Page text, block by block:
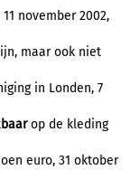
november 2002,
maar ook niet
in Londen, 7
baarop de kleding
euro, 31 oktober